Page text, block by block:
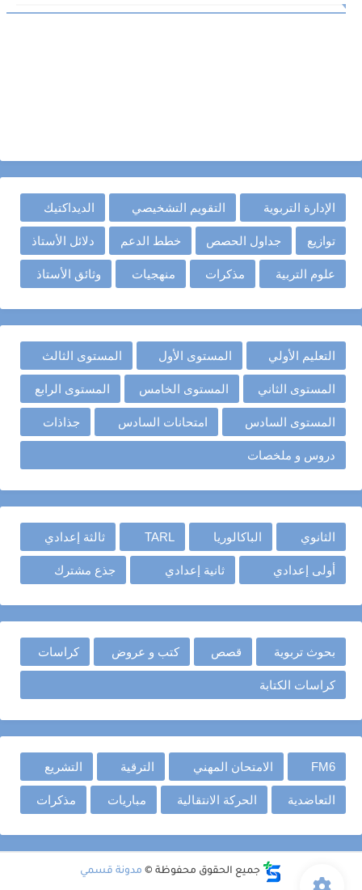
الإدارة التربوية التقويم التشخيصي الديداكتيك
توازيع جداول الحصص خطط الدعم دلائل الأستاذ
علوم التربية مذكرات منهجيات وثائق الأستاذ
التعليم الأولي المستوى الأول المستوى الثالث
المستوى الثاني المستوى الخامس المستوى الرابع
المستوى السادس امتحانات السادس جذاذات
دروس و ملخصات
الثانوي الباكالوريا TARL ثالثة إعدادي
أولى إعدادي ثانية إعدادي جذع مشترك
بحوث تربوية قصص كتب و عروض كراسات
كراسات الكتابة
FM6 الامتحان المهني الترقية التشريع
التعاضدية الحركة الانتقالية مباريات مذكرات
جميع الحقوق محفوظة © مدونة قسمي